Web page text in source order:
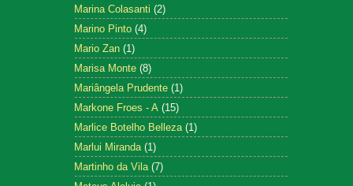
Marina Colasanti (2)
Marino Pinto (4)
Mario Zan (1)
Marisa Monte (8)
Mariângela Prudente (1)
Markone Froes - A (15)
Marlice Botelho Belleza (1)
Marlui Miranda (1)
Martinho da Vila (7)